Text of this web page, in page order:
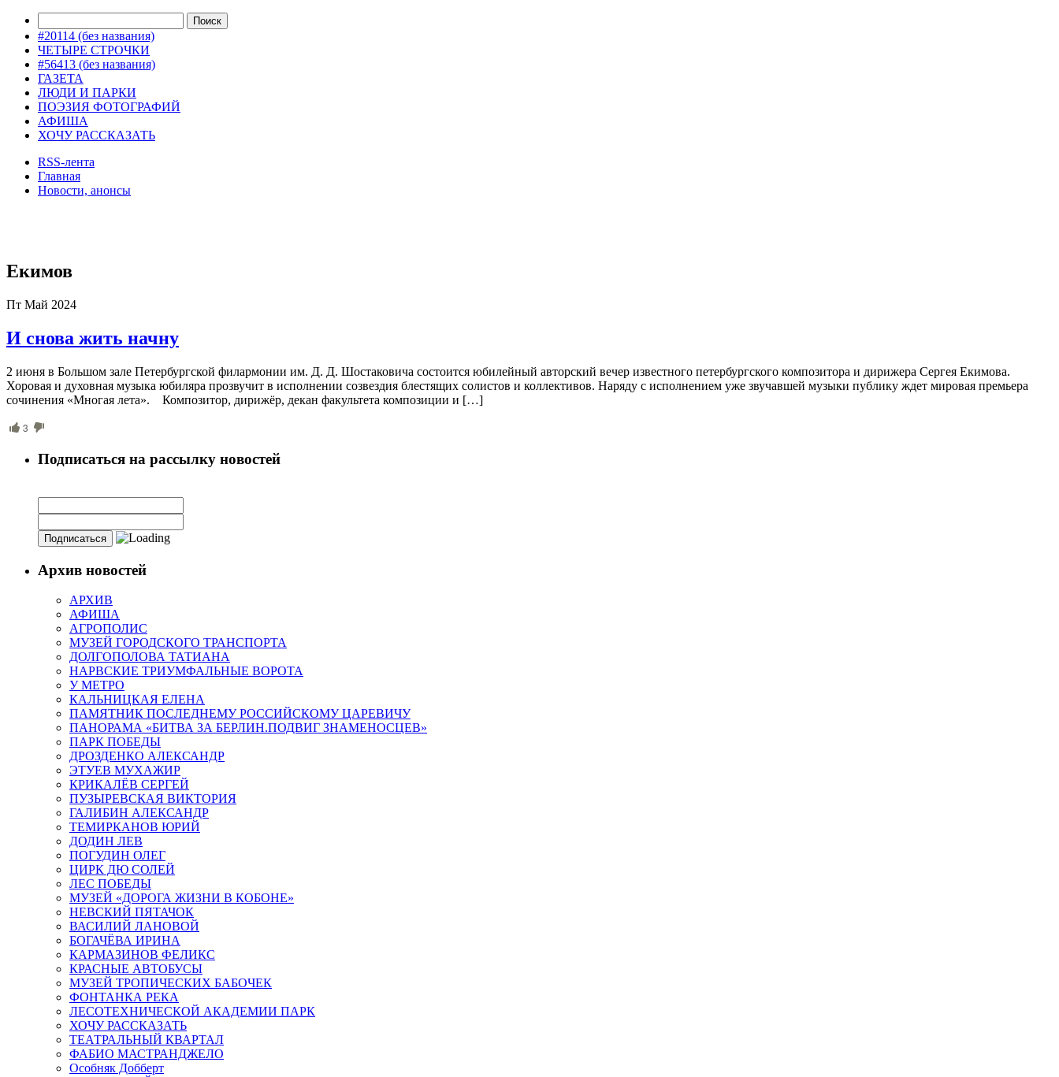
#20114 (без названия)
ЧЕТЫРЕ СТРОЧКИ
#56413 (без названия)
ГАЗЕТА
ЛЮДИ И ПАРКИ
ПОЭЗИЯ ФОТОГРАФИЙ
АФИША
ХОЧУ РАССКАЗАТЬ
RSS-лента
Главная
Новости, анонсы
Екимов
Пт Май 2024
И снова жить начну
2 июня в Большом зале Петербургской филармонии им. Д. Д. Шостаковича состоится юбилейный авторский вечер известного петербургского композитора и дирижера Сергея Екимова.
Хоровая и духовная музыка юбиляра прозвучит в исполнении созвездия блестящих солистов и коллективов. Наряду с исполнением уже звучавшей музыки публику ждет мировая премьера
сочинения «Многая лета». Композитор, дирижёр, декан факультета композиции и […]
3
Подписаться на рассылку новостей
Архив новостей
АРХИВ
АФИША
АГРОПОЛИС
МУЗЕЙ ГОРОДСКОГО ТРАНСПОРТА
ДОЛГОПОЛОВА ТАТИАНА
НАРВСКИЕ ТРИУМФАЛЬНЫЕ ВОРОТА
У МЕТРО
КАЛЬНИЦКАЯ ЕЛЕНА
ПАМЯТНИК ПОСЛЕДНЕМУ РОССИЙСКОМУ ЦАРЕВИЧУ
ПАНОРАМА «БИТВА ЗА БЕРЛИН.ПОДВИГ ЗНАМЕНОСЦЕВ»
ПАРК ПОБЕДЫ
ДРОЗДЕНКО АЛЕКСАНДР
ЭТУЕВ МУХАЖИР
КРИКАЛЁВ СЕРГЕЙ
ПУЗЫРЕВСКАЯ ВИКТОРИЯ
ГАЛИБИН АЛЕКСАНДР
ТЕМИРКАНОВ ЮРИЙ
ДОДИН ЛЕВ
ПОГУДИН ОЛЕГ
ЦИРК ДЮ СОЛЕЙ
ЛЕС ПОБЕДЫ
МУЗЕЙ «ДОРОГА ЖИЗНИ В КОБОНЕ»
НЕВСКИЙ ПЯТАЧОК
ВАСИЛИЙ ЛАНОВОЙ
БОГАЧЁВА ИРИНА
КАРМАЗИНОВ ФЕЛИКС
КРАСНЫЕ АВТОБУСЫ
МУЗЕЙ ТРОПИЧЕСКИХ БАБОЧЕК
ФОНТАНКА РЕКА
ЛЕСОТЕХНИЧЕСКОЙ АКАДЕМИИ ПАРК
ХОЧУ РАССКАЗАТЬ
ТЕАТРАЛЬНЫЙ КВАРТАЛ
ФАБИО МАСТРАНДЖЕЛО
Особняк Добберт